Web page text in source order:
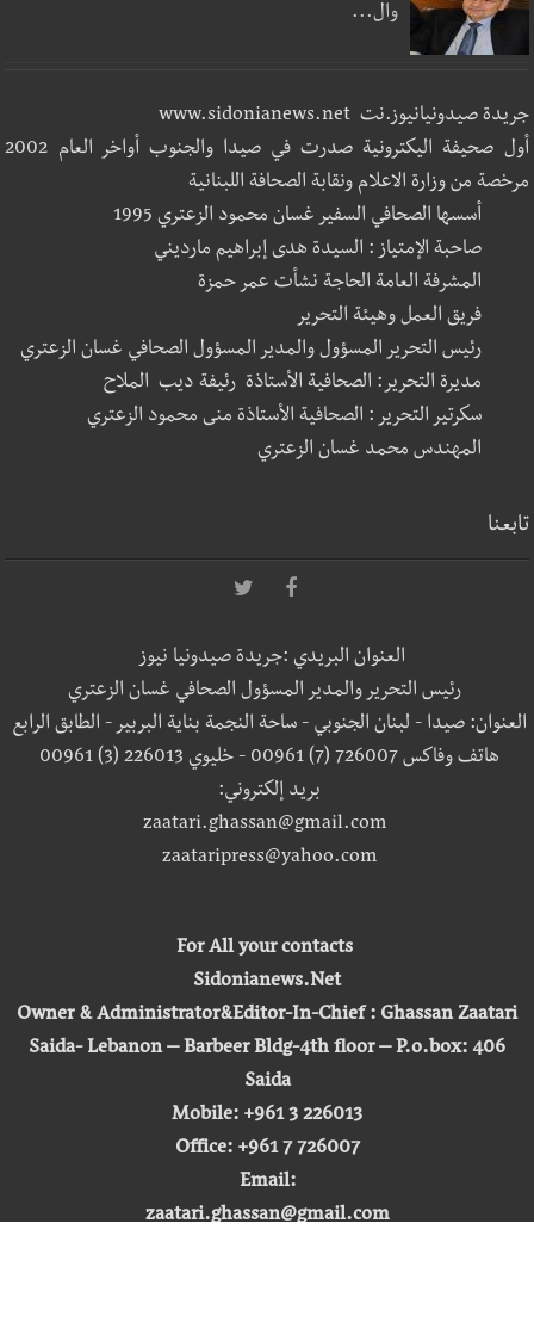
وال...
جريدة صيدونيانيوز.نت www.sidonianews.net
أول صحيفة اليكترونية صدرت في صيدا والجنوب أواخر العام 2002
مرخصة من وزارة الاعلام ونقابة الصحافة اللبنانية
أسسها الصحافي السفير غسان محمود الزعتري 1995
صاحبة الإمتياز : السيدة هدى إبراهيم مارديني
المشرفة العامة الحاجة نشأت عمر حمزة
فريق العمل وهيئة التحرير
رئيس التحرير المسؤول والمدير المسؤول الصحافي غسان الزعتري
مديرة التحرير: الصحافية الأستاذة رئيفة ديب الملاح
سكرتير التحرير : الصحافية الأستاذة منى محمود الزعتري
المهندس محمد غسان الزعتري
تابعنا
العنوان البريدي :جريدة صيدونيا نيوز
رئيس التحرير والمدير المسؤول الصحافي غسان الزعتري
العنوان: صيدا - لبنان الجنوبي - ساحة النجمة بناية البربير - الطابق الرابع
هاتف وفاكس 726007 (7) 00961 - خليوي 226013 (3) 00961
بريد إلكتروني:
zaatari.ghassan@gmail.com
zaataripress@yahoo.com
For All your contacts
Sidonianews.Net
Owner & Administrator&Editor-In-Chief : Ghassan Zaatari
Saida- Lebanon – Barbeer Bldg-4th floor – P.o.box: 406
Saida
Mobile: +961 3 226013
Office: +961 7 726007
Email:
zaatari.ghassan@gmail.com